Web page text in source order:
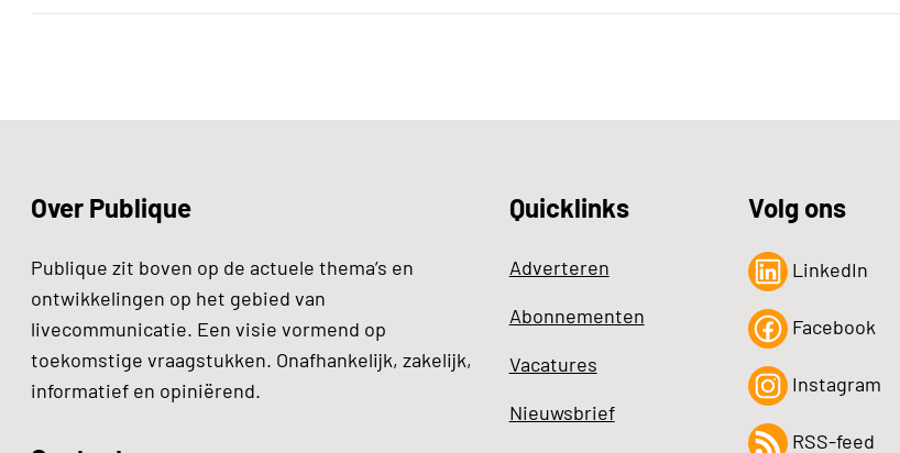
Over Publique
Publique zit boven op de actuele thema’s en
ontwikkelingen op het gebied van
livecommunicatie. Een visie vormend op
toekomstige vraagstukken. Onafhankelijk, zakelijk,
informatief en opiniërend.
Quicklinks
Adverteren
Abonnementen
Vacatures
Nieuwsbrief
Volg ons
LinkedIn
Facebook
Instagram
RSS-feed